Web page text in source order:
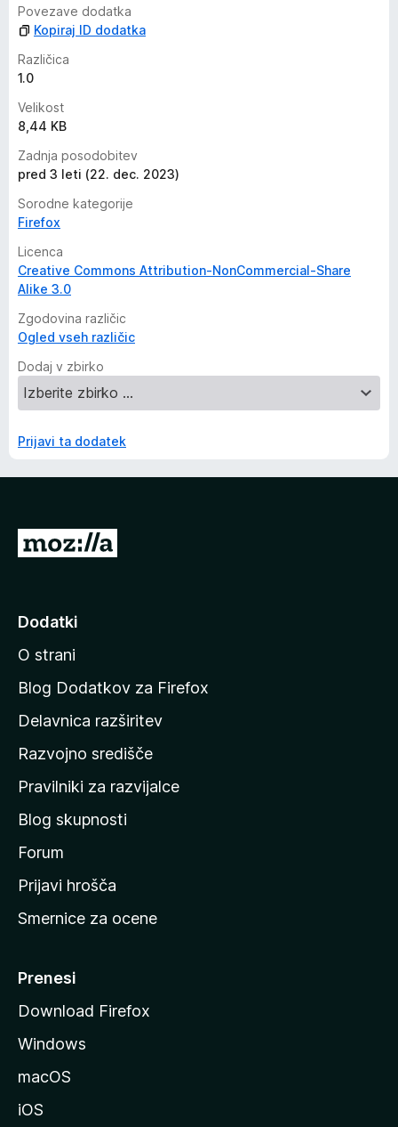
Povezave dodatka
Kopiraj ID dodatka
Različica
1.0
Velikost
8,44 KB
Zadnja posodobitev
pred 3 leti (22. dec. 2023)
Sorodne kategorije
Firefox
Licenca
Creative Commons Attribution-NonCommercial-Share
Alike 3.0
Zgodovina različic
Ogled vseh različic
Dodaj v zbirko
Prijavi ta dodatek
P
d
n
a
o
m
a
o
s
t
a
M
z
i
e
Dodatki
O strani
Blog Dodatkov za Firefox
Delavnica razširitev
Razvojno središče
Pravilniki za razvijalce
Blog skupnosti
Forum
Prijavi hrošča
Smernice za ocene
Prenesi
Download Firefox
Windows
macOS
iOS